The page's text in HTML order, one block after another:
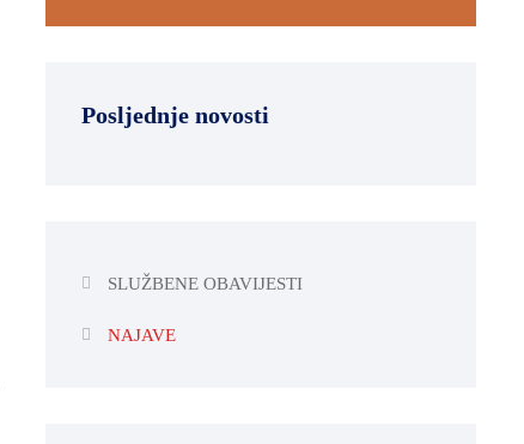
Posljednje novosti
SLUŽBENE OBAVIJESTI
NAJAVE